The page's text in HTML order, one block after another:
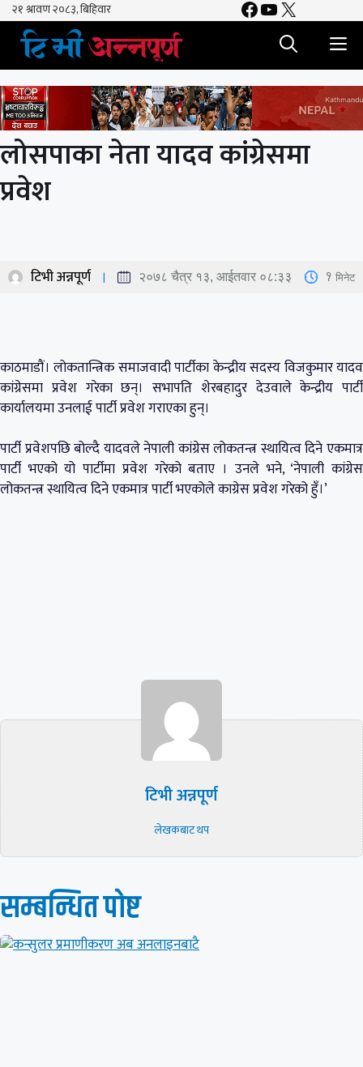
Skip
content
Facebook
YouTube
X
लोसपाका नेता यादव कांग्रेसमा
प्रवेश
टिभी अन्नपूर्ण २०७८ चैत्र १३, आईतवार ०८:३३ 1 मिनेट
काठमाडौं। लोकतान्त्रिक समाजवादी पार्टीका केन्द्रीय सदस्य विजकुमार यादव
कांग्रेसमा प्रवेश गरेका छन्। सभापति शेरबहादुर देउवाले केन्द्रीय पार्टी
कार्यालयमा उनलाई पार्टी प्रवेश गराएका हुन्।
पार्टी प्रवेशपछि बोल्‍दै यादवले नेपाली कांग्रेस लोकतन्त्र स्थायित्व दिने एकमात्र
पार्टी भएको यो पार्टीमा प्रवेश गरेको बताए । उनले भने, ‘नेपाली कांग्रेस
लोकतन्त्र स्थायित्व दिने एकमात्र पार्टी भएकोले काग्रेस प्रवेश गरेको हुँ।’
टिभी अन्नपूर्ण
लेखकबाट थप
सम्बन्धित पाेष्ट